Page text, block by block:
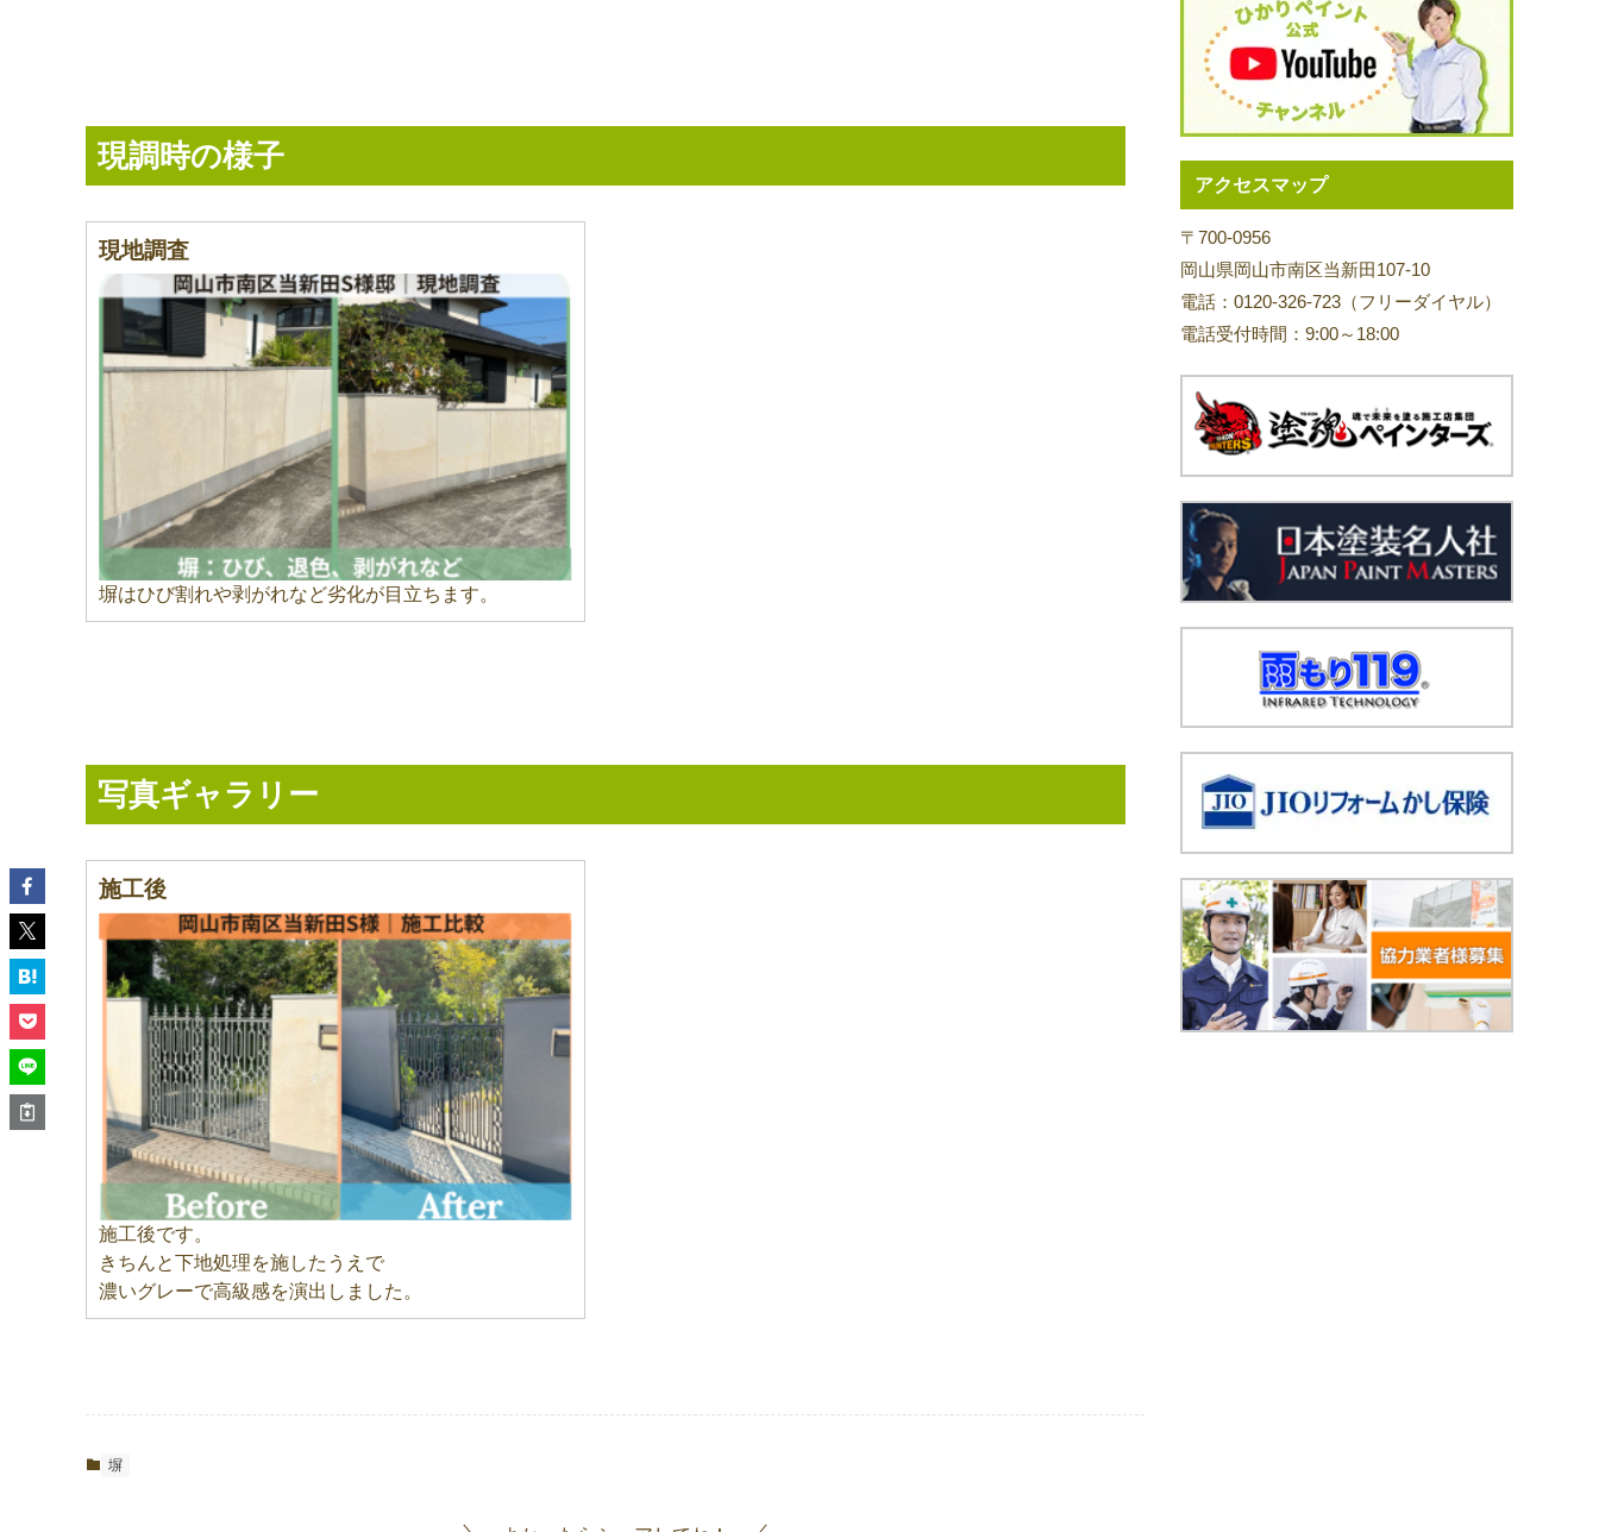
現調時の様子
現地調査
塀はひび割れや剥がれなど劣化が目立ちます。
写真ギャラリー
施工後
施工後です。
きちんと下地処理を施したうえで
濃いグレーで高級感を演出しました。
塀
アクセスマップ
〒700-0956
岡山県岡山市南区当新田107-10
電話：0120-326-723（フリーダイヤル）
電話受付時間：9:00～18:00